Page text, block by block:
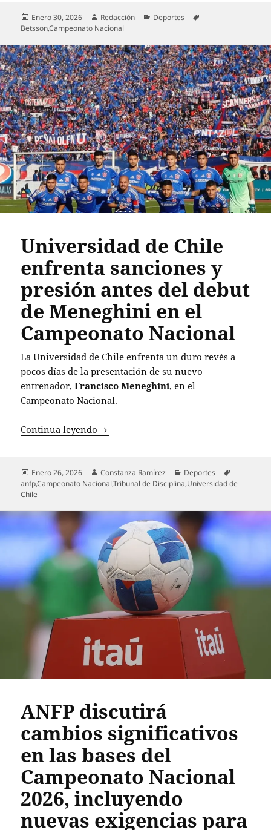
Publicado
el
Enero 30, 2026 Autor
Redacción Categorías
Deportes
Betsson,Campeonato Nacional
Universidad de Chile
enfrenta sanciones y
presión antes del debut
de Meneghini en el
Campeonato Nacional
La Universidad de Chile enfrenta un duro revés a
pocos días de la presentación de su nuevo
entrenador,Francisco Meneghini, en el
Campeonato Nacional.
Continua leyendo Universidad de Chile enfrenta
Publicado
el
Enero 26, 2026 Autor
Constanza Ramírez Categorías
Deportes
anfp,Campeonato Nacional,Tribunal de Disciplina,Universidad de
Chile
ANFP discutirá
cambios significativos
en las bases del
Campeonato Nacional
2026, incluyendo
nuevas exigencias para